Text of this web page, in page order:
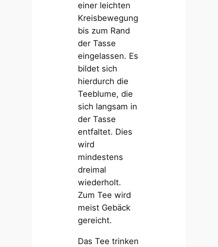
einer leichten
Kreisbewegung
bis zum Rand
der Tasse
eingelassen. Es
bildet sich
hierdurch die
Teeblume, die
sich langsam in
der Tasse
entfaltet. Dies
wird
mindestens
dreimal
wiederholt.
Zum Tee wird
meist Gebäck
gereicht.
Das Tee trinken